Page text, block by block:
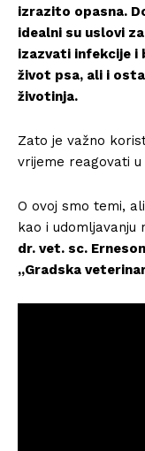
izrazito opasna.
idealni su uslovi
izazvati infekcije i
život psa, ali i
životinja.
Zato je važno
vrijeme reagovati u
O ovoj smo temi,
kao i udomljavanju
dr. vet. sc.
„Gradska